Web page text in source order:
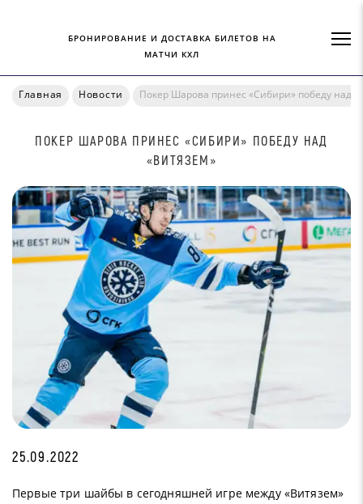
БРОНИРОВАНИЕ И ДОСТАВКА БИЛЕТОВ НА
МАТЧИ КХЛ
Главная Новости Покер Шарова принес «Сибири» победу над
ПОКЕР ШАРОВА ПРИНЕС «СИБИРИ» ПОБЕДУ НАД
«ВИТЯЗЕМ»
25.09.2022
Первые три шайбы в сегодняшней игре между «Витязем»